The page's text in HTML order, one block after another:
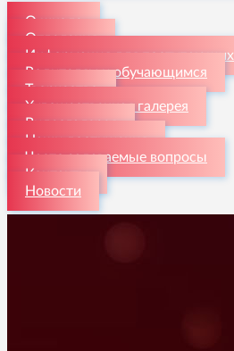
О школе
Отделения
Информация для поступающих
Родителям и обучающимся
Творчество
Художественная галерея
Видеогалерея
Наши достижения
Часто задаваемые вопросы
Контакты
Новости